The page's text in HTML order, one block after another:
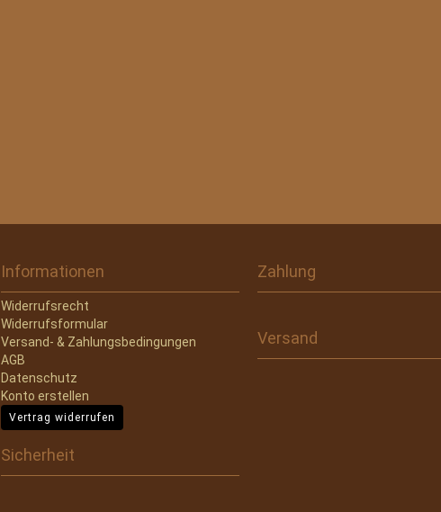
Informationen
Widerrufsrecht
Widerrufsformular
Versand- & Zahlungsbedingungen
AGB
Datenschutz
Konto erstellen
Vertrag widerrufen
Sicherheit
Zahlung
Versand